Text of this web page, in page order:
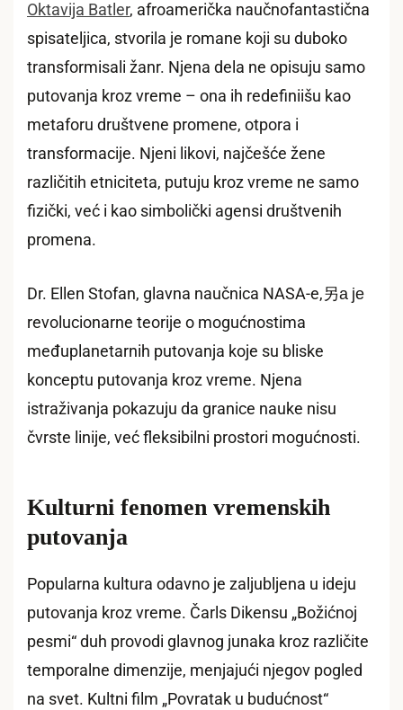
Oktavija Batler, afroamerička naučnofantastična
spisateljica, stvorila je romane koji su duboko
transformisali žanr. Njena dela ne opisuju samo
putovanja kroz vreme – ona ih redefiniišu kao
metaforu društvene promene, otpora i
transformacije. Njeni likovi, najčešće žene
različitih etniciteta, putuju kroz vreme ne samo
fizički, već i kao simbolički agensi društvenih
promena.
Dr. Ellen Stofan, glavna naučnica NASA-e,另а је
revolucionarne teorije o mogućnostima
međuplanetarnih putovanja koje su bliske
konceptu putovanja kroz vreme. Njena
istraživanja pokazuju da granice nauke nisu
čvrste linije, već fleksibilni prostori mogućnosti.
Kulturni fenomen vremenskih
putovanja
Popularna kultura odavno je zaljubljena u ideju
putovanja kroz vreme. Čarls Dikensu „Božićnoj
pesmi“ duh provodi glavnog junaka kroz različite
temporalne dimenzije, menjajući njegov pogled
na svet. Kultni film „Povratak u budućnost“